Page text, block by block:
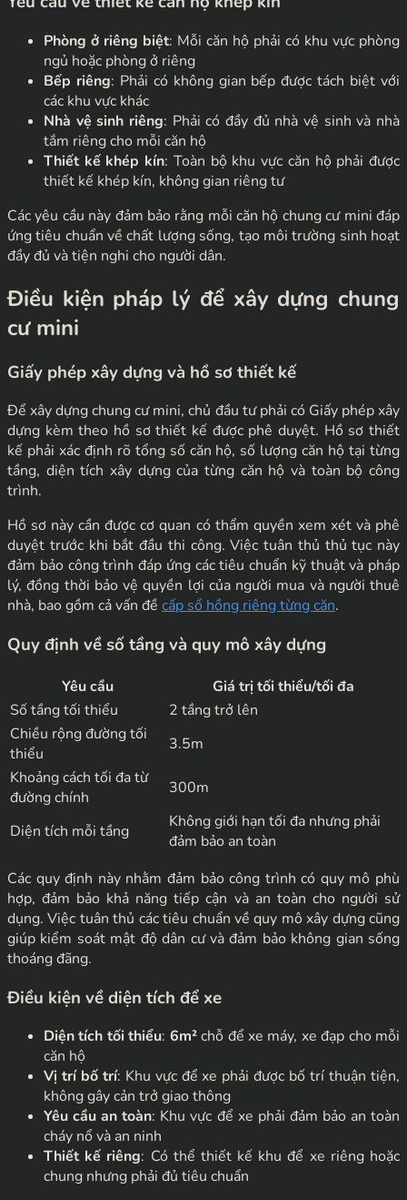
Phòng ở riêng biệt: Mỗi căn hộ phải có khu vực phòng
ngủ hoặc phòng ở riêng
Bếp riêng: Phải có không gian bếp được tách biệt với
các khu vực khác
Nhà vệ sinh riêng: Phải có đầy đủ nhà vệ sinh và nhà
tắm riêng cho mỗi căn hộ
Thiết kế khép kín: Toàn bộ khu vực căn hộ phải được
thiết kế khép kín, không gian riêng tư
Các yêu cầu này đảm bảo rằng mỗi căn hộ chung cư mini đáp
ứng tiêu chuẩn về chất lượng sống, tạo môi trường sinh hoạt
đầy đủ và tiện nghi cho người dân.
Điều kiện pháp lý để xây dựng chung
cư mini
Giấy phép xây dựng và hồ sơ thiết kế
Để xây dựng chung cư mini, chủ đầu tư phải có Giấy phép xây
dựng kèm theo hồ sơ thiết kế được phê duyệt. Hồ sơ thiết
kế phải xác định rõ tổng số căn hộ, số lượng căn hộ tại từng
tầng, diện tích xây dựng của từng căn hộ và toàn bộ công
trình.
Hồ sơ này cần được cơ quan có thẩm quyền xem xét và phê
duyệt trước khi bắt đầu thi công. Việc tuân thủ thủ tục này
đảm bảo công trình đáp ứng các tiêu chuẩn kỹ thuật và pháp
lý, đồng thời bảo vệ quyền lợi của người mua và người thuê
nhà, bao gồm cả vấn đề cấp sổ hồng riêng từng căn.
Quy định về số tầng và quy mô xây dựng
Yêu cầu
Giá trị tối thiểu/tối đa
Số tầng tối thiểu
2 tầng trở lên
Chiều rộng đường tối
thiểu
3.5m
Khoảng cách tối đa từ
đường chính
300m
Diện tích mỗi tầng
Không giới hạn tối đa nhưng phải
đảm bảo an toàn
Các quy định này nhằm đảm bảo công trình có quy mô phù
hợp, đảm bảo khả năng tiếp cận và an toàn cho người sử
dụng. Việc tuân thủ các tiêu chuẩn về quy mô xây dựng cũng
giúp kiểm soát mật độ dân cư và đảm bảo không gian sống
thoáng đãng.
Điều kiện về diện tích để xe
Diện tích tối thiểu: 6m²chỗ để xe máy, xe đạp cho mỗi
căn hộ
Vị trí bố trí: Khu vực để xe phải được bố trí thuận tiện,
không gây cản trở giao thông
Yêu cầu an toàn: Khu vực để xe phải đảm bảo an toàn
cháy nổ và an ninh
Thiết kế riêng: Có thể thiết kế khu để xe riêng hoặc
chung nhưng phải đủ tiêu chuẩn